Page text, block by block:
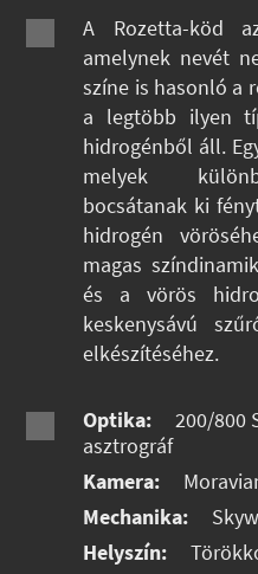
A Rozetta-köd
amelynek nevét
színe is hasonló a
a legtöbb ilyen
hidrogénből áll.
melyek
bocsátanak ki
hidrogén
magas
és a vörös
keskenysávú
elkészítéséhez.
Optika:
200/800
asztrográf
Kamera:
Mechanika:
Helyszín: